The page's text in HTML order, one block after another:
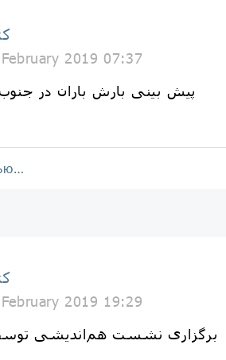
2019 07:37
پیش بینی بارش باران در
2019 19:29
برگزاری نشست هم‌اندیشی